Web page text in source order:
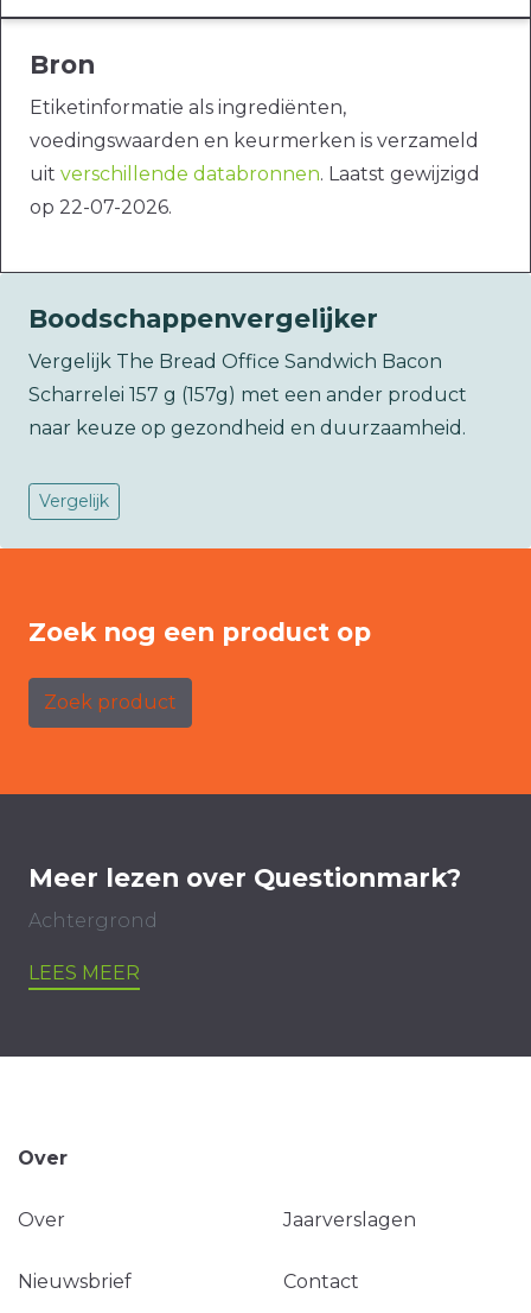
Bron
Etiketinformatie als ingrediënten,
voedingswaarden en keurmerken is verzameld
uit verschillende databronnen. Laatst gewijzigd
op 22-07-2026.
Boodschappenvergelijker
Vergelijk The Bread Office Sandwich Bacon
Scharrelei 157 g (157g) met een ander product
naar keuze op gezondheid en duurzaamheid.
Vergelijk
Zoek nog een product op
Zoek product
Meer lezen over Questionmark?
Achtergrond
LEES MEER
Over
Over Jaarverslagen
Nieuwsbrief Contact